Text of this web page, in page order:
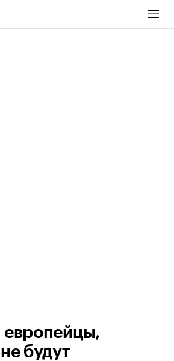
европейцы,
будут